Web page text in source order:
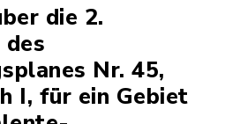
die 2.
Nr. 45,
I, für ein Gebiet